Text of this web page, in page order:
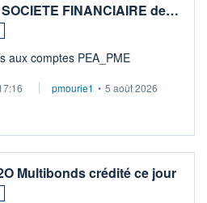
FINANCIAIRE de…
accesibles aux comptes PEA_PME
pmourie1 • 5 août 2026
Multibonds crédité ce jour